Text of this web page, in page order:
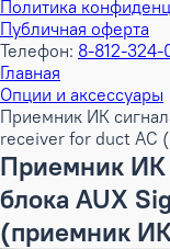
Политика
Публичная оферта
Телефон: 8-812-324-
Главная
Опции и аксессуары
Приемник ИК
receiver for duct AC
Приемник ИК
блока AUX
(приемник